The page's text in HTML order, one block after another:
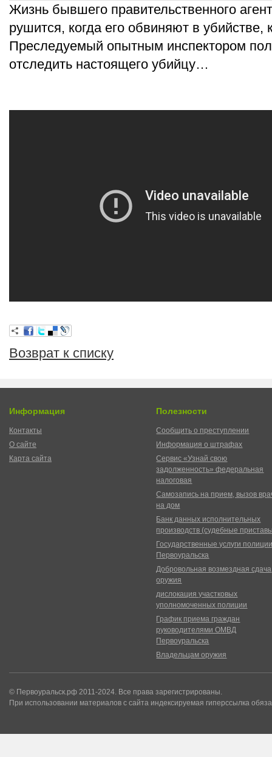
Жизнь бывшего правительственного
рушится, когда его обвиняют в убийстве,
Преследуемый опытным инспектором
отследить настоящего убийцу…
Возврат к списку
Информация
Контакты
О сайте
Карта сайта
Полезности
Сообщить о преступлении
Информация о штрафах
Сервис «Узнай свою
задолженность» федеральная
налоговая
Самозапись на прием, вызов
на дом
Банк данных исполнительных
производств (судебные
Государственные услуги
Первоуральска
Добровольная возмездная сдача
оружия
дислокация участковых
уполномоченных полиции
График приема граждан
руководителями ОМВД
Первоуральска
Владельцам оружия
© Первоуральск.рф 2011-2024. Все права зарегистрированы.
При использовании материалов с сайта индексируемая гиперссылка